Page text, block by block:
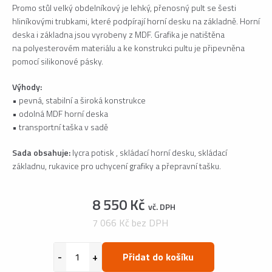
Promo stůl velký obdelníkový je lehký, přenosný pult se šesti
hliníkovými trubkami, které podpírají horní desku na základně. Horní
deska i základna jsou vyrobeny z MDF. Grafika je natištěna
na polyesterovém materiálu a ke konstrukci pultu je připevněna
pomocí silikonové pásky.
Výhody:
• pevná, stabilní a široká konstrukce
• odolná MDF horní deska
• transportní taška v sadě
Sada obsahuje:lycra potisk , skládací horní desku, skládací
základnu, rukavice pro uchycení grafiky a přepravní tašku.
8 550 Kč vč. DPH
7 066 Kč bez DPH
Přidat do košíku